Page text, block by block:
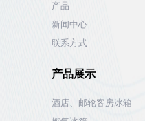
产品
新闻中心
联系方式
产品展示
酒店、邮轮客房冰箱